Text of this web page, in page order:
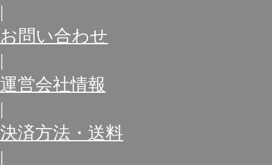
|
お問い合わせ
|
運営会社情報
|
決済方法・送料
|